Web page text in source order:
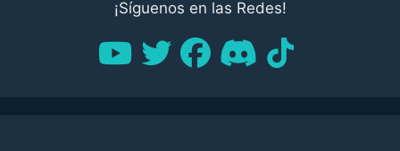
¡Síguenos en las Redes!